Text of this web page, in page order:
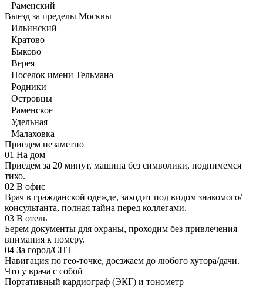
Раменский
Выезд за пределы Москвы
Ильинский
Кратово
Быково
Верея
Поселок имени Тельмана
Родники
Островцы
Раменское
Удельная
Малаховка
Приедем незаметно
01 На дом
Приедем за 20 минут, машина без символики, поднимемся
тихо.
02 В офис
Врач в гражданской одежде, заходит под видом знакомого/
консультанта, полная тайна перед коллегами.
03 В отель
Берем документы для охраны, проходим без привлечения
внимания к номеру.
04 За город/СНТ
Навигация по гео-точке, доезжаем до любого хутора/дачи.
Что у врача с собой
Портативный кардиограф (ЭКГ) и тонометр